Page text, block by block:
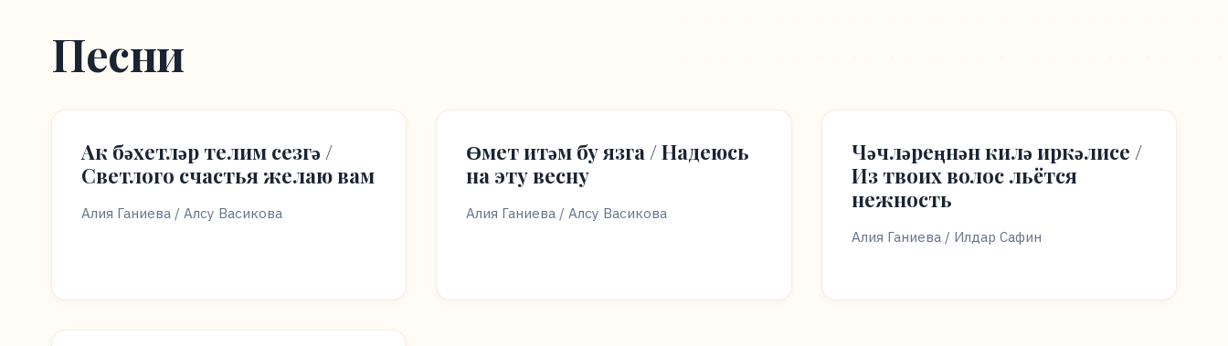
Песни
Ак бәхетләр телим сезгә /
Светлого счастья желаю вам
Алия Ганиева / Алсу Васикова
Өмет итәм бу язга / Надеюсь
на эту весну
Алия Ганиева / Алсу Васикова
Чәчләреңнән килә иркәлисе /
Из твоих волос льётся
нежность
Алия Ганиева / Илдар Сафин